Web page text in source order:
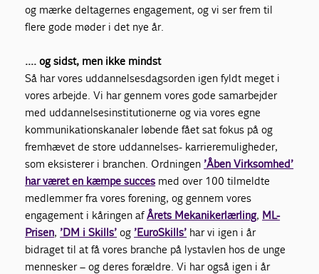
og mærke deltagernes engagement, og vi ser frem til
flere gode møder i det nye år.
.... og sidst, men ikke mindst
Så har vores uddannelsesdagsorden igen fyldt meget i
vores arbejde. Vi har gennem vores gode samarbejder
med uddannelsesinstitutionerne og via vores egne
kommunikationskanaler løbende fået sat fokus på og
fremhævet de store uddannelses- karrieremuligheder,
som eksisterer i branchen. Ordningen ’Åben Virksomhed’
har været en kæmpe succes med over 100 tilmeldte
medlemmer fra vores forening, og gennem vores
engagement i kåringen afÅrets Mekanikerlærling, ML-
Prisen, ’DM i Skills’ og ’EuroSkills’ har vi igen i år
bidraget til at få vores branche på lystavlen hos de unge
mennesker – og deres forældre. Vi har også igen i år